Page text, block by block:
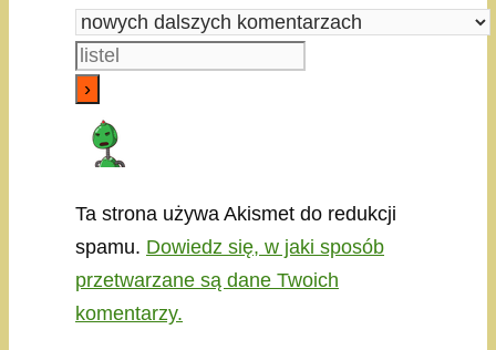
Ta strona używa Akismet do redukcji
spamu. Dowiedz się, w jaki sposób
przetwarzane są dane Twoich
komentarzy.